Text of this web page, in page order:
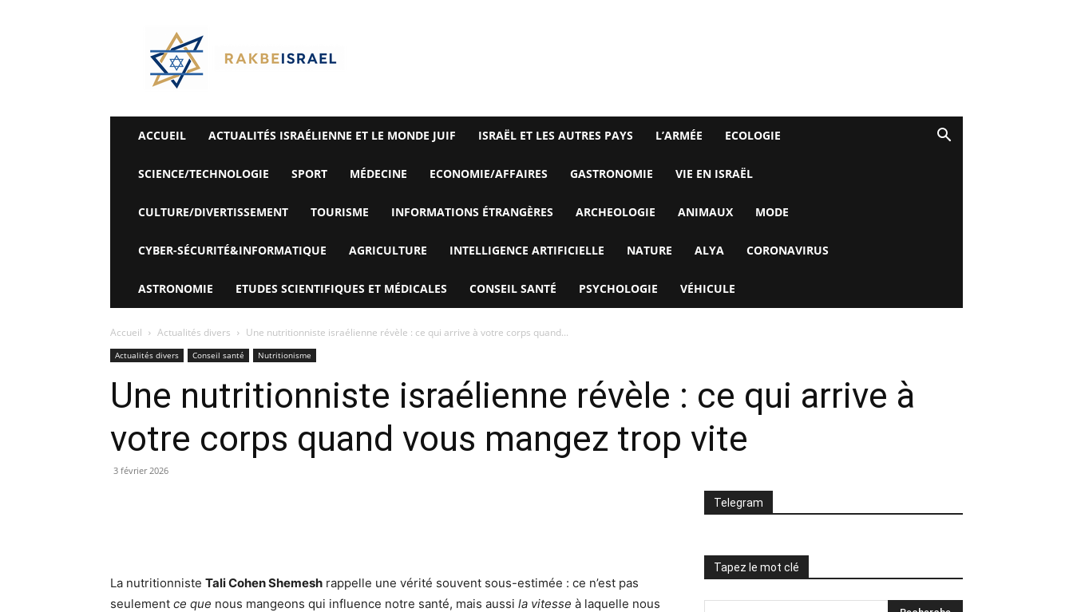
Rak
Be
Israel-
Alyaexpress-
News
ACCUEIL ACTUALITÉS ISRAÉLIENNE ET LE MONDE JUIF ISRAËL ET LES AUTRES PAYS L’ARMÉE ECOLOGIE
SCIENCE/TECHNOLOGIE SPORT MÉDECINE ECONOMIE/AFFAIRES GASTRONOMIE VIE EN ISRAËL
CULTURE/DIVERTISSEMENT TOURISME INFORMATIONS ÉTRANGÈRES ARCHEOLOGIE ANIMAUX MODE
CYBER-SÉCURITÉ&INFORMATIQUE AGRICULTURE INTELLIGENCE ARTIFICIELLE NATURE ALYA CORONAVIRUS
ASTRONOMIE ETUDES SCIENTIFIQUES ET MÉDICALES CONSEIL SANTÉ PSYCHOLOGIE VÉHICULE
Accueil Actualités divers Une nutritionniste israélienne révèle : ce qui arrive à votre corps quand...
Actualités divers Conseil santé Nutritionisme
Une nutritionniste israélienne révèle : ce qui arrive à
votre corps quand vous mangez trop vite
3 février 2026
La nutritionniste Tali Cohen Shemesh rappelle une vérité souvent sous-estimée : ce n’est pas
seulement ce que nous mangeons qui influence notre santé, mais aussi la vitesse à laquelle nous
Telegram
Tapez le mot clé